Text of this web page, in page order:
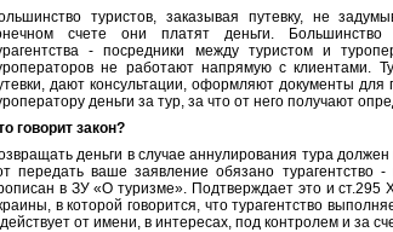
туристов, заказывая путевку, не
счете они платят деньги.
- посредники между туристом и
не работают напрямую с клиентами.
дают консультации, оформляют документы для
деньги за тур, за что от него получают
говорит закон?
деньги в случае аннулирования тура
передать ваше заявление обязано турагентство
в ЗУ «О туризме». Подтверждает это и ст.295
в которой говорится, что турагентство
от имени, в интересах, под контролем и за